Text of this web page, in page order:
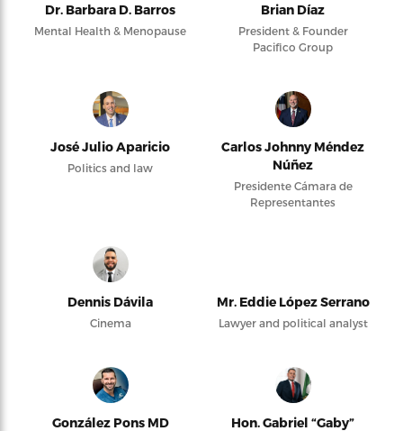
Dr. Barbara D. Barros
Mental Health & Menopause
Brian Díaz
President & Founder
Pacifico Group
José Julio Aparicio
Politics and law
Carlos Johnny Méndez
Núñez
Presidente Cámara de
Representantes
Dennis Dávila
Cinema
Mr. Eddie López Serrano
Lawyer and political analyst
González Pons MD
Hon. Gabriel “Gaby”